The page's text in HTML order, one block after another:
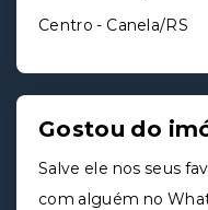
Centro - Canela/RS
Gostou do
Salve ele nos seus
com alguém no